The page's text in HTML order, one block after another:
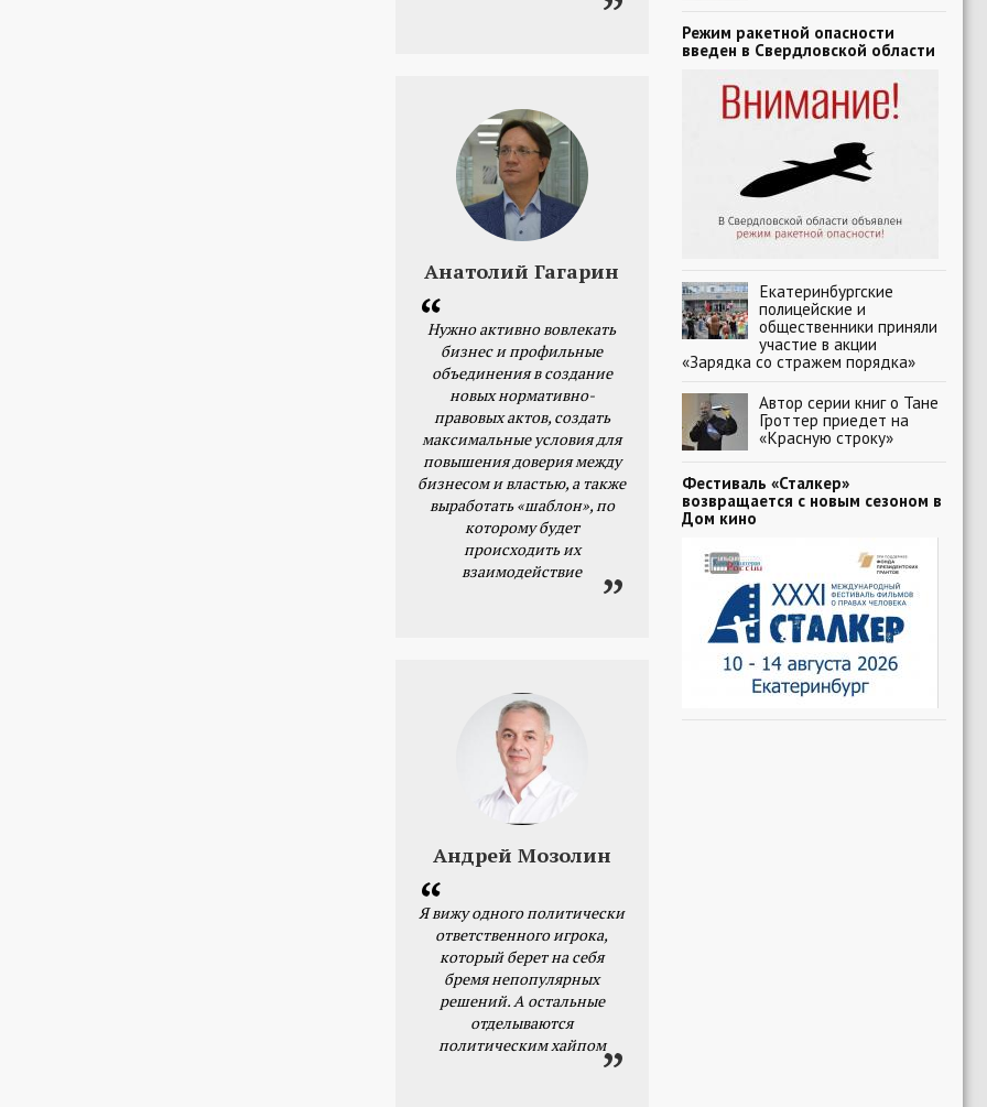
Анатолий Гагарин
Нужно активно вовлекать
бизнес и профильные
объединения в создание
новых нормативно-
правовых актов, создать
максимальные условия для
повышения доверия между
бизнесом и властью, а также
выработать «шаблон», по
которому будет
происходить их
взаимодействие
Андрей Мозолин
Я вижу одного политически
ответственного игрока,
который берет на себя
бремя непопулярных
решений. А остальные
отделываются
политическим хайпом
Режим ракетной опасности
введен в Свердловской области
Екатеринбургские
полицейские и
общественники приняли
участие в акции
«Зарядка со стражем порядка»
Автор серии книг о Тане
Гроттер приедет на
«Красную строку»
Фестиваль «Сталкер»
возвращается с новым сезоном в
Дом кино